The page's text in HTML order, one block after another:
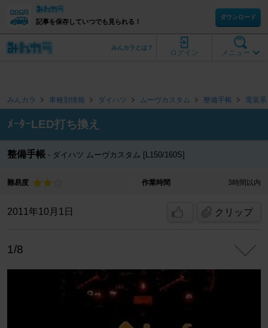
記事を保存していつでも見られる！
ダウンロード
メニュー
ログイン
みんカラとは？
みんカラ 車種別情報 ダイハツ ムーヴカスタム 整備手帳 電装系
ﾒｰﾀｰLED打ち換え
整備手帳 ダイハツ ムーヴカスタム [L150/160S]
難易度 作業時間 3時間以内
2011年10月1日 クリップ
1/8